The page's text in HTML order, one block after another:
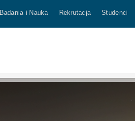
Badania i Nauka Rekrutacja Studenci